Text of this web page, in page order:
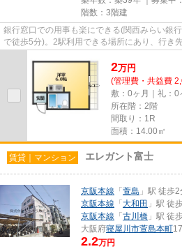
階数：3階建
銀行窓口での用事も楽にできる(関西みらい銀
で徒歩5分)。2駅利用できる場所にあり、行き
2万円
(管理費・共益費
敷：0ヶ月｜礼：0
所在階：2階
間取り：1R
面積：14.00㎡
賃貸｜マンション エレガント富士
京阪本線 「 萱島 」駅 徒歩2
京阪本線 「 大和田 」駅 徒
京阪本線 「 古川橋 」駅 徒
大阪府寝屋川市萱島本町
2.2万円